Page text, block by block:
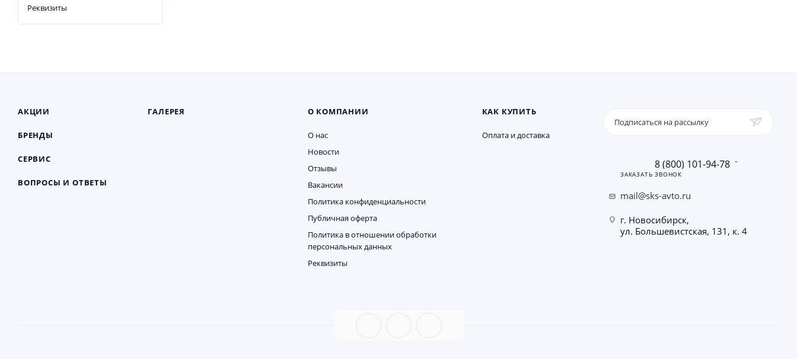
Реквизиты
АКЦИИ
БРЕНДЫ
СЕРВИС
ВОПРОСЫ И ОТВЕТЫ
ГАЛЕРЕЯ О КОМПАНИИ
О нас
Новости
Отзывы
Вакансии
Политика конфиденциальности
Публичная оферта
Политика в отношении обработки
персональных данных
Реквизиты
КАК КУПИТЬ
Оплата и доставка
Подписаться на рассылку
8 (800) 101-94-78
ЗАКАЗАТЬ ЗВОНОК
mail@sks-avto.ru
г. Новосибирск,
ул. Большевистская, 131, к. 4